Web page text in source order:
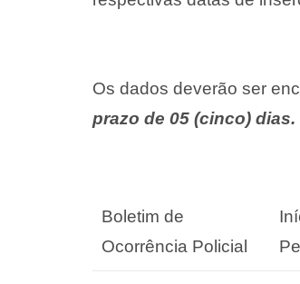
Os dados deverão ser
prazo de 05 (cinco) dias.
Boletim de
Ocorrência Policial